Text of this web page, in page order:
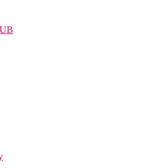
zdarma